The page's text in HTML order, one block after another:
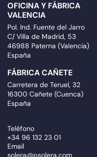
OFICINA Y FÁBRICA
VALENCIA
Pol. Ind. Fuente del Jarro
C/ Villa de Madrid, 53
46988 Paterna (Valencia)
España
FÁBRICA CAÑETE
Carretera de Teruel, 32
16300 Cañete (Cuenca)
España
Teléfono
+34 96 132 23 01
Email
solera@psolera.com